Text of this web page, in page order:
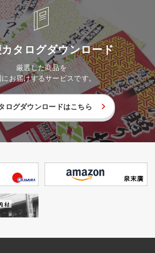
カタログダウンロード
厳選した商品を
にお届けするサービスです。
ログダウンロードはこちら